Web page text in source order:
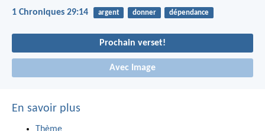
1 Chroniques 29:14 argent donner dépendance
Prochain verset!
Avec Image
En savoir plus
Thème